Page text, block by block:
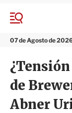
M
n
07 de Agosto de
de
Abner